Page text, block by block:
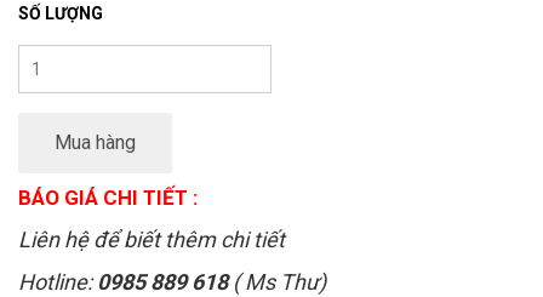
SỐ LƯỢNG
Mua hàng
BÁO GIÁ CHI TIẾT :
Liên hệ để biết thêm chi tiết
Hotline:0985 889 618( Ms Thư)